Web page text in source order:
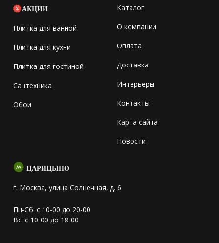
АКЦИИ
Плитка для ванной
Плитка для кухни
Плитка для гостиной
Сантехника
Обои
Каталог
О компании
Оплата
Доставка
Интерьеры
Контакты
Карта сайта
Новости
ЦАРИЦЫНО
г. Москва, улица Солнечная, д. 6
Пн-Сб: с 10-00 до 20-00
Вс: с 10-00 до 18-00